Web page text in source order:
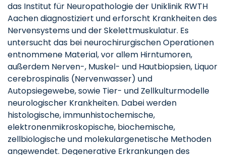
das Institut für Neuropathologie der Uniklinik RWTH
Aachen diagnostiziert und erforscht Krankheiten des
Nervensystems und der Skelettmuskulatur. Es
untersucht das bei neurochirurgischen Operationen
entnommene Material, vor allem Hirntumoren,
außerdem Nerven-, Muskel- und Hautbiopsien, Liquor
cerebrospinalis (Nervenwasser) und
Autopsiegewebe, sowie Tier- und Zellkulturmodelle
neurologischer Krankheiten. Dabei werden
histologische, immunhistochemische,
elektronenmikroskopische, biochemische,
zellbiologische und molekulargenetische Methoden
angewendet. Degenerative Erkrankungen des